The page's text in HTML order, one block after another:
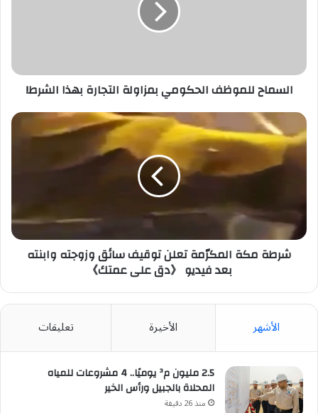
السماح للموظف الحكومي بمزاولة التجارة بهذا الشرط!
شرطة
مكة
المكرّمة
تعلن
وابنته
بعد
فيديو
عمتك》
شرطة مكة المكرّمة تعلن توقيف سائق وزوجته وابنته
بعد فيديو 《دق على عمتك》
الأشهر الأخيرة تعليقات
2.5 مليون م³ يوميًا.. 4 مشروعات للمياه
المحلاة بالجبيل ورأس الخير
منذ 26 دقيقة